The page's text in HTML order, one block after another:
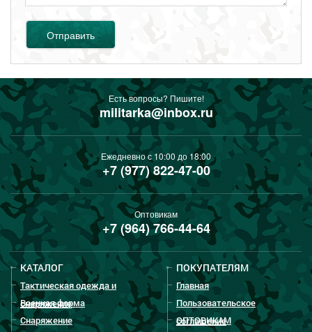
Отправить
Есть вопросы? Пишите!
militarka@inbox.ru
Ежедневно с 10:00 до 18:00
+7 (977) 822-47-00
Оптовикам
+7 (964) 766-44-64
КАТАЛОГ
Тактическая одежда и
снаряжение
Военная форма
Снаряжение
ПОКУПАТЕЛЯМ
Главная
Пользовательское
соглашение
ОПТОВИКАМ